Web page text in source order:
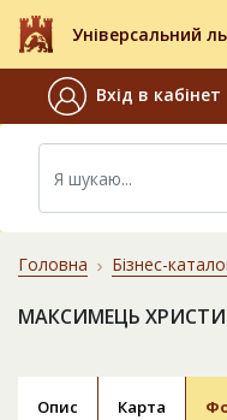
Універсальний
Вхід в кабінет
Головна Бізнес-
МАКСИМЕЦЬ
Опис Карта